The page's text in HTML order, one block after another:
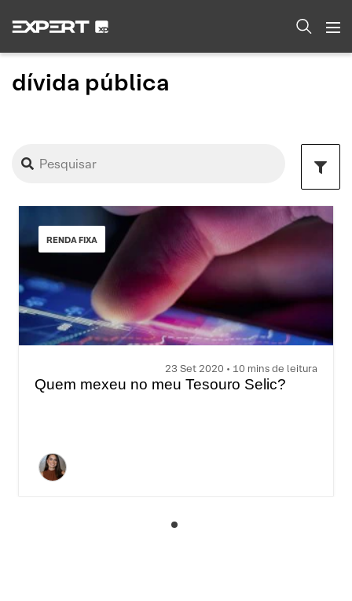
dívida pública
RENDA FIXA
23 Set 2020 • 10 mins de leitura
Quem mexeu no meu Tesouro Selic?